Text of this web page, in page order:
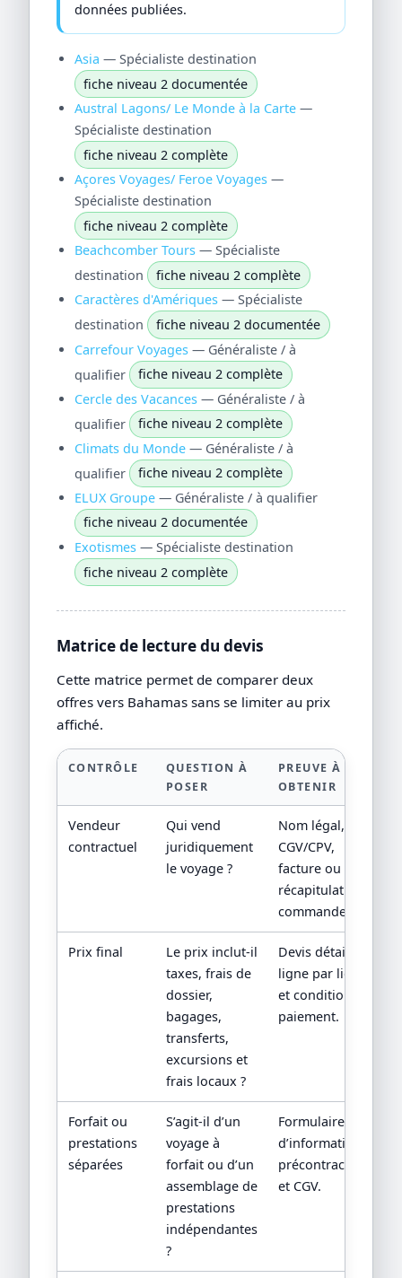
données publiées.
Asia — Spécialiste destination
fiche niveau 2 documentée
Austral Lagons/ Le Monde à la Carte—
Spécialiste destination
fiche niveau 2 complète
Açores Voyages/ Feroe Voyages—
Spécialiste destination
fiche niveau 2 complète
Beachcomber Tours— Spécialiste
destination
fiche niveau 2 complète
Caractères d'Amériques— Spécialiste
destination
fiche niveau 2 documentée
Carrefour Voyages— Généraliste / à
qualifier
fiche niveau 2 complète
Cercle des Vacances— Généraliste / à
qualifier
fiche niveau 2 complète
Climats du Monde— Généraliste / à
qualifier
fiche niveau 2 complète
ELUX Groupe— Généraliste / à qualifier
fiche niveau 2 documentée
Exotismes— Spécialiste destination
fiche niveau 2 complète
Matrice de lecture du devis
Cette matrice permet de comparer deux
offres vers Bahamas sans se limiter au prix
affiché.
CONTRÔLE
QUESTION À
POSER
PREUVE À
OBTENIR
Vendeur
contractuel
Qui vend
juridiquement
le voyage ?
Nom légal,
CGV/CPV,
facture ou
récapitulatif de
commande.
Prix final
Le prix inclut-il
taxes, frais de
dossier,
bagages,
transferts,
excursions et
frais locaux ?
Devis détaillé
ligne par ligne
et conditions de
paiement.
Forfait ou
prestations
séparées
S’agit-il d’un
voyage à
forfait ou d’un
assemblage de
prestations
indépendantes
?
Formulaire
d’information
précontractuelle
et CGV.